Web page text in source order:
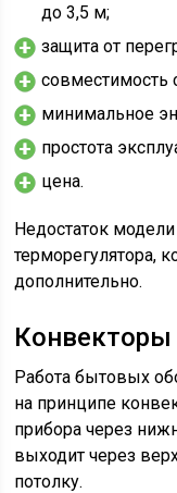
до 3,5 м;
защита от
совместимость
минимальное
простота
цена.
Недостаток
терморегулятора,
дополнительно.
Конвекторы
Работа бытовых
на принципе
прибора через
выходит через
потолку.